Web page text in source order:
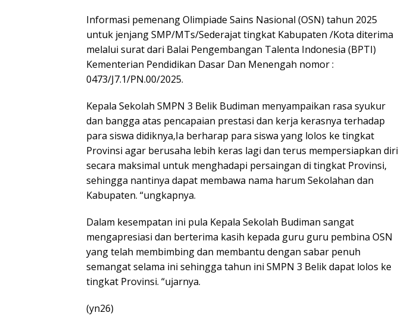
Informasi pemenang Olimpiade Sains Nasional (OSN) tahun 2025
untuk jenjang SMP/MTs/Sederajat tingkat Kabupaten /Kota diterima
melalui surat dari Balai Pengembangan Talenta Indonesia (BPTI)
Kementerian Pendidikan Dasar Dan Menengah nomor :
0473/J7.1/PN.00/2025.
Kepala Sekolah SMPN 3 Belik Budiman menyampaikan rasa syukur
dan bangga atas pencapaian prestasi dan kerja kerasnya terhadap
para siswa didiknya,Ia berharap para siswa yang lolos ke tingkat
Provinsi agar berusaha lebih keras lagi dan terus mempersiapkan diri
secara maksimal untuk menghadapi persaingan di tingkat Provinsi,
sehingga nantinya dapat membawa nama harum Sekolahan dan
Kabupaten. “ungkapnya.
Dalam kesempatan ini pula Kepala Sekolah Budiman sangat
mengapresiasi dan berterima kasih kepada guru guru pembina OSN
yang telah membimbing dan membantu dengan sabar penuh
semangat selama ini sehingga tahun ini SMPN 3 Belik dapat lolos ke
tingkat Provinsi. “ujarnya.
(yn26)